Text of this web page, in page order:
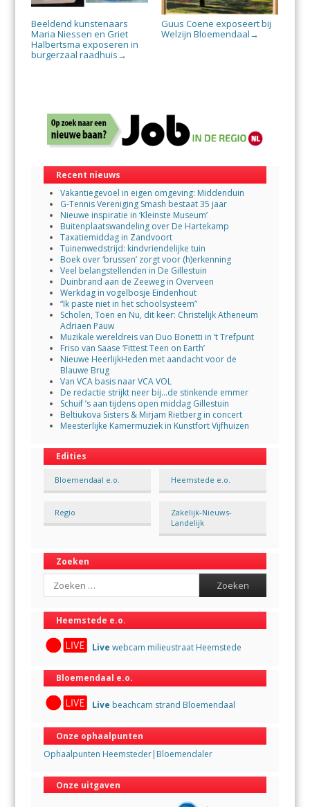
Beeldend kunstenaars
Maria Niessen en Griet
Halbertsma exposeren in
burgerzaal raadhuis →
Guus Coene exposeert bij
Welzijn Bloemendaal →
Recent nieuws
Vakantiegevoel in eigen omgeving: Middenduin
G-Tennis Vereniging Smash bestaat 35 jaar
Nieuwe inspiratie in ‘Kleinste Museum’
Buitenplaatswandeling over De Hartekamp
Taxatiemiddag in Zandvoort
Tuinenwedstrijd: kindvriendelijke tuin
Boek over ‘brussen’ zorgt voor (h)erkenning
Veel belangstellenden in De Gillestuin
Duinbrand aan de Zeeweg in Overveen
Werkdag in vogelbosje Eindenhout
“Ik paste niet in het schoolsysteem”
Scholen, Toen en Nu, dit keer: Christelijk Atheneum
Adriaen Pauw
Muzikale wereldreis van Duo Bonetti in ’t Trefpunt
Friso van Saase ‘Fittest Teen on Earth’
Nieuwe HeerlijkHeden met aandacht voor de
Blauwe Brug
Van VCA basis naar VCA VOL
De redactie strijkt neer bij…de stinkende emmer
Schuif ’s aan tijdens open middag Gillestuin
Beltiukova Sisters & Mirjam Rietberg in concert
Meesterlijke Kamermuziek in Kunstfort Vijfhuizen
Edities
Bloemendaal e.o. Heemstede e.o.
Regio
Zakelijk-Nieuws-
Landelijk
Zoeken
Search
Heemstede e.o.
Live webcam milieustraat Heemstede
Bloemendaal e.o.
Live beachcam strand Bloemendaal
Onze ophaalpunten
Ophaalpunten Heemsteder|Bloemendaler
Onze uitgaven